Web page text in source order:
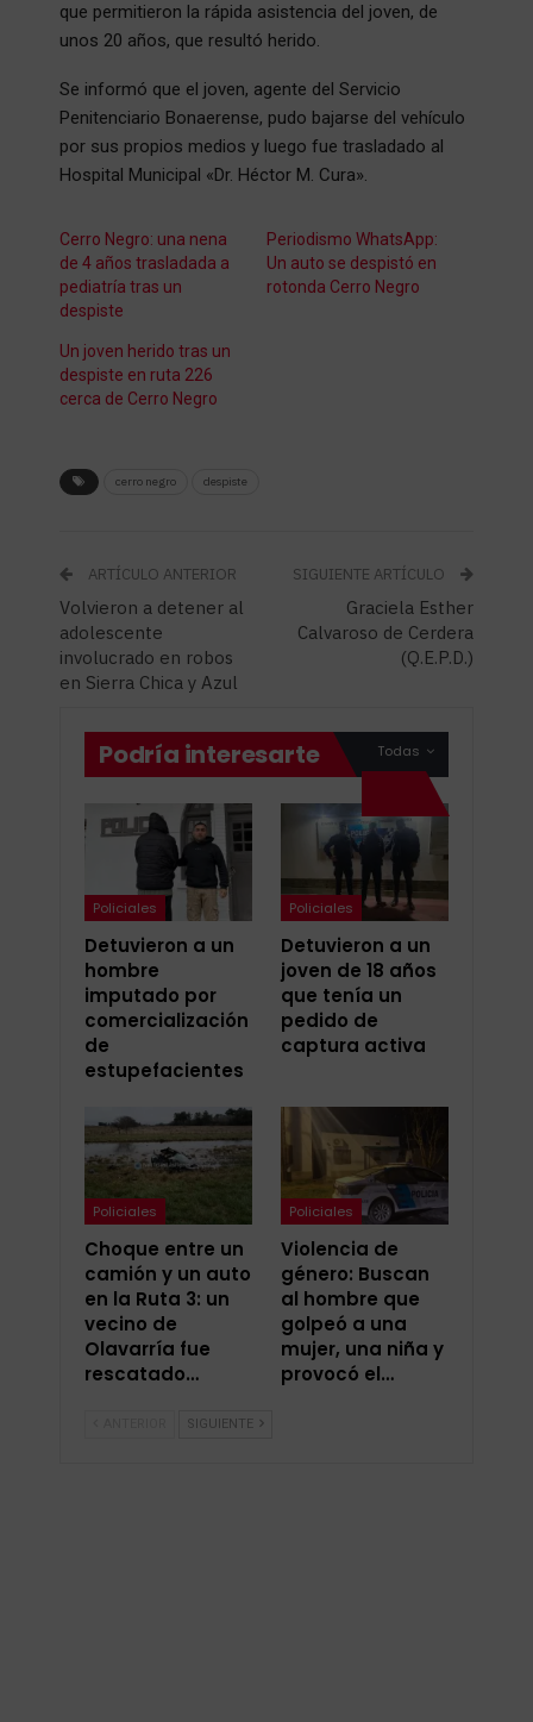
que permitieron la rápida asistencia del joven, de
unos 20 años, que resultó herido.
Se informó que el joven, agente del Servicio
Penitenciario Bonaerense, pudo bajarse del vehículo
por sus propios medios y luego fue trasladado al
Hospital Municipal «Dr. Héctor M. Cura».
Cerro Negro: una nena
de 4 años trasladada a
pediatría tras un
despiste
Periodismo WhatsApp:
Un auto se despistó en
rotonda Cerro Negro
Un joven herido tras un
despiste en ruta 226
cerca de Cerro Negro
cerro negro despiste
ARTÍCULO ANTERIOR
Volvieron a detener al
adolescente
involucrado en robos
en Sierra Chica y Azul
SIGUIENTE ARTÍCULO
Graciela Esther
Calvaroso de Cerdera
(Q.E.P.D.)
Todas
Podría interesarte
Policiales
Detuvieron a un
hombre
imputado por
comercialización
de
estupefacientes
Policiales
Detuvieron a un
joven de 18 años
que tenía un
pedido de
captura activa
Policiales
Choque entre un
camión y un auto
en la Ruta 3: un
vecino de
Olavarría fue
rescatado…
Policiales
Violencia de
género: Buscan
al hombre que
golpeó a una
mujer, una niña y
provocó el…
SIGUIENTE